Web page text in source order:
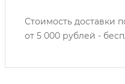
Стоимость доставки
от 5 000 рублей -